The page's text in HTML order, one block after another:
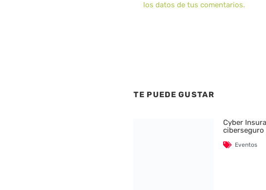
los datos de tus comentarios.
TE PUEDE GUSTAR
Cyber
ciberseguro
Eventos